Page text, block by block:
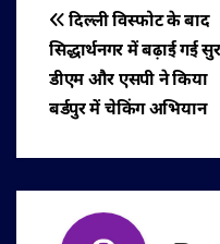
पोस्ट
नेविगेशन
दिल्ली विस्फोट के बाद
सिद्धार्थनगर में बढ़ाई गई
डीएम और एसपी ने किया
बर्डपुर में चेकिंग अभियान